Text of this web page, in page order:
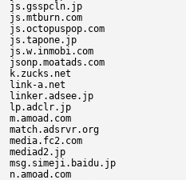
js.gsspcln.jp
js.mtburn.com
js.octopuspop.com
js.tapone.jp
js.w.inmobi.com
jsonp.moatads.com
k.zucks.net
link-a.net
linker.adsee.jp
lp.adclr.jp
m.amoad.com
match.adsrvr.org
media.fc2.com
mediad2.jp
msg.simeji.baidu.jp
n.amoad.com